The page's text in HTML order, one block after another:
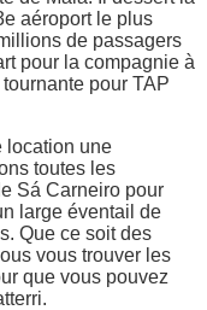
aéroport le plus
de passagers
pour la compagnie à
pour TAP
location une
toutes les
Sá Carneiro pour
large éventail de
Que ce soit des
vous trouver les
que vous pouvez